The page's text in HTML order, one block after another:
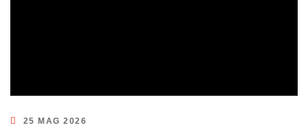
25 MAG 2026